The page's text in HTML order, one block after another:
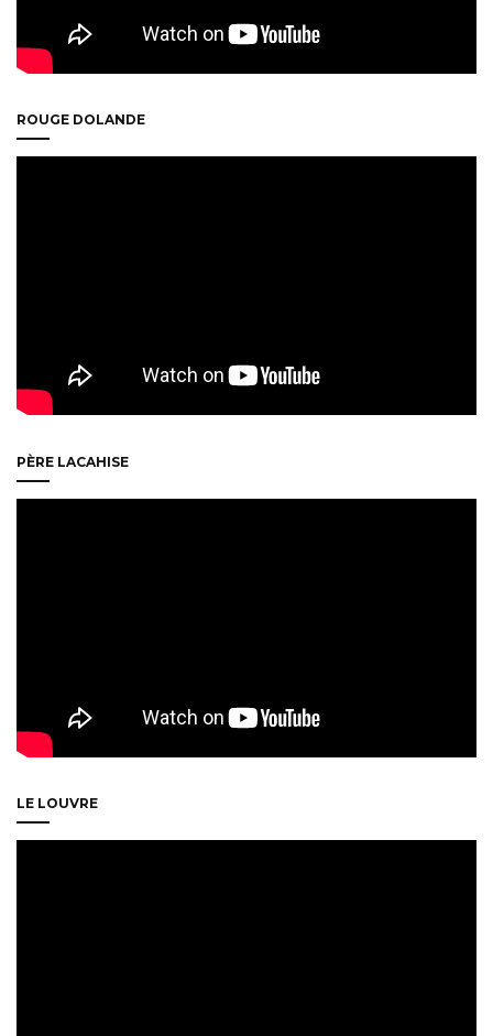
ROUGE DOLANDE
PÈRE LACAHISE
LE LOUVRE